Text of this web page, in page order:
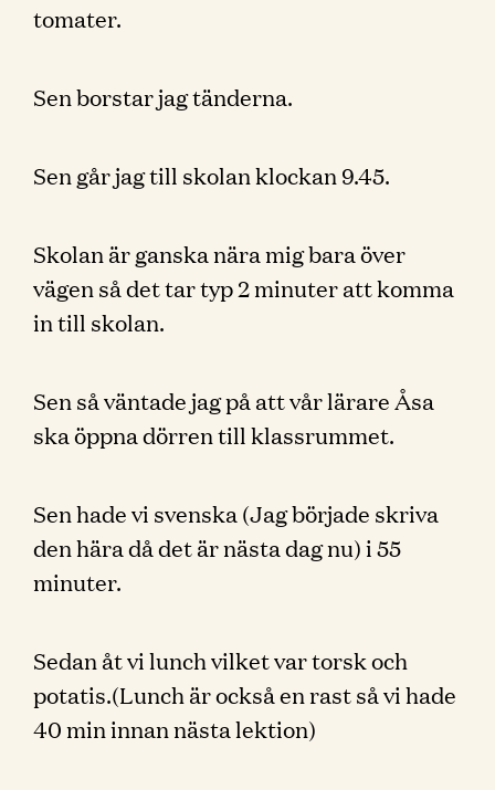
tomater.
Sen borstar jag tänderna.
Sen går jag till skolan klockan 9.45.
Skolan är ganska nära mig bara över
vägen så det tar typ 2 minuter att komma
in till skolan.
Sen så väntade jag på att vår lärare Åsa
ska öppna dörren till klassrummet.
Sen hade vi svenska (Jag började skriva
den hära då det är nästa dag nu) i 55
minuter.
Sedan åt vi lunch vilket var torsk och
potatis.(Lunch är också en rast så vi hade
40 min innan nästa lektion)